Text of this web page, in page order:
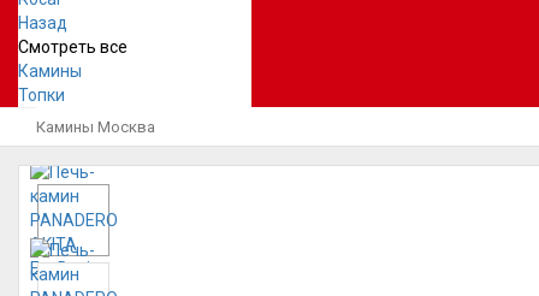
Назад
Смотреть все
Камины
Топки
Камины Москва